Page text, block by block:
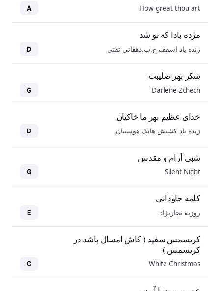
How great thou art
A
مژده بادا که نو شد
زنده یاد اسقف ح.ب.دهقانی تفتی D
شکر بهر صلیبت
Darlene Zchech
G
خدای عظیم بهر ما خاکیان
زنده یاد کشیش هایک هوسپیان D
شبی آرام و مقدس
Silent Night
G
کلمه جاودانی
روزبه نجارنژاد E
کریسمس سفید ( کاش امسال باشد در
کریسمس )
White Christmas
C